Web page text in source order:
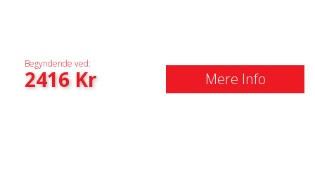
Begyndende ved:
2416Kr Mere Info